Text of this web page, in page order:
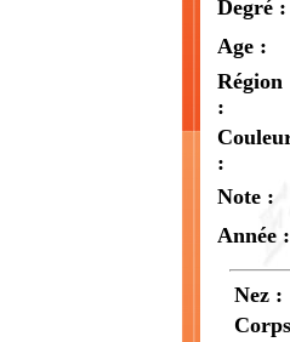
Degré :
Age :
Région
:
:
Note :
Année :
Nez :